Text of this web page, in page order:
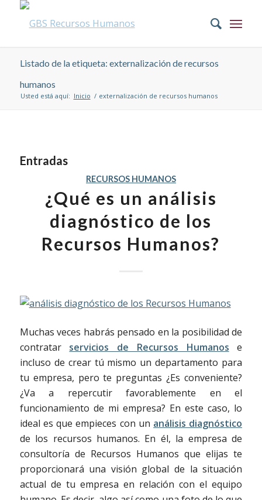
Listado de la etiqueta: externalización de recursos
humanos
Usted está aquí: Inicio / externalización de recursos humanos
Entradas
RECURSOS HUMANOS
¿Qué es un análisis
diagnóstico de los
Recursos Humanos?
Muchas veces habrás pensado en la posibilidad de
contratar servicios de Recursos Humanos e
incluso de crear tú mismo un departamento para
tu empresa, pero te preguntas ¿Es conveniente?
¿Va a repercutir favorablemente en el
funcionamiento de mi empresa? En este caso, lo
ideal es que empieces con un análisis diagnóstico
de los recursos humanos. En él, la empresa de
consultoría de Recursos Humanos que elijas te
proporcionará una visión global de la situación
actual de tu empresa en relación con el equipo